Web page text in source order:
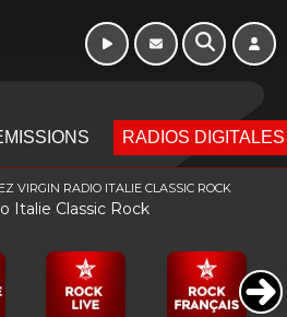
RADIOS DIGITALES
VIRGIN RADIO ITALIE CLASSIC ROCK
Italie Classic Rock